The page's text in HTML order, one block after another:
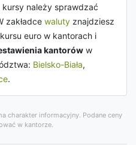
należy sprawdzać
zakładce waluty znajdziesz
euro w kantorach i
kantorów w
Bielsko-Biała,
.
charakter informacyjny. Podane ceny
w kantorze.